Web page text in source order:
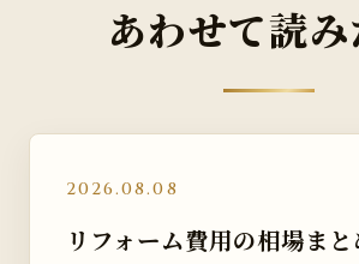
あわせて読
2026.08.08
リフォーム費用の相場まと